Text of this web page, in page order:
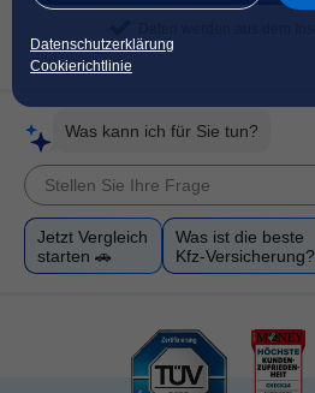
Datenschutzerklärung
Cookierichtlinie
Was kann ich für Sie tun?
Jetzt Vergleich
starten 🚗
Was ist die beste
Kfz-Versicherung?